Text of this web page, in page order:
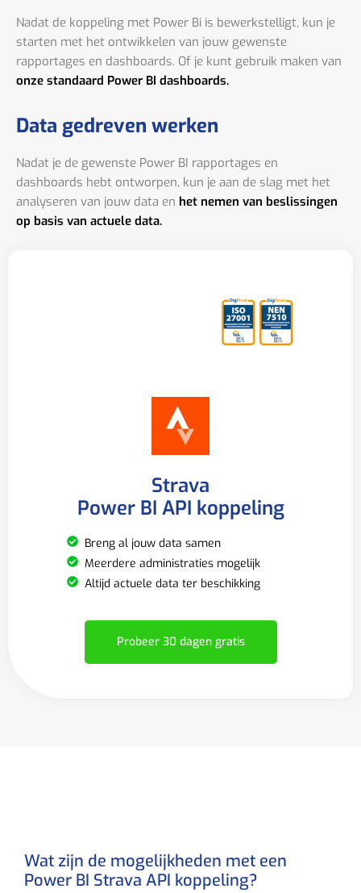
Nadat de koppeling met Power Bi is bewerkstelligt, kun je
starten met het ontwikkelen van jouw gewenste
rapportages en dashboards. Of je kunt gebruik maken van
onze standaard Power BI dashboards.
Data gedreven werken
Nadat je de gewenste Power BI rapportages en
dashboards hebt ontworpen, kun je aan de slag met het
analyseren van jouw data en het nemen van beslissingen
op basis van actuele data.
Strava
Power BI API koppeling
Breng al jouw data samen
Meerdere administraties mogelijk
Altijd actuele data ter beschikking
Probeer 30 dagen gratis
Wat zijn de mogelijkheden met een
Power BI Strava API koppeling?